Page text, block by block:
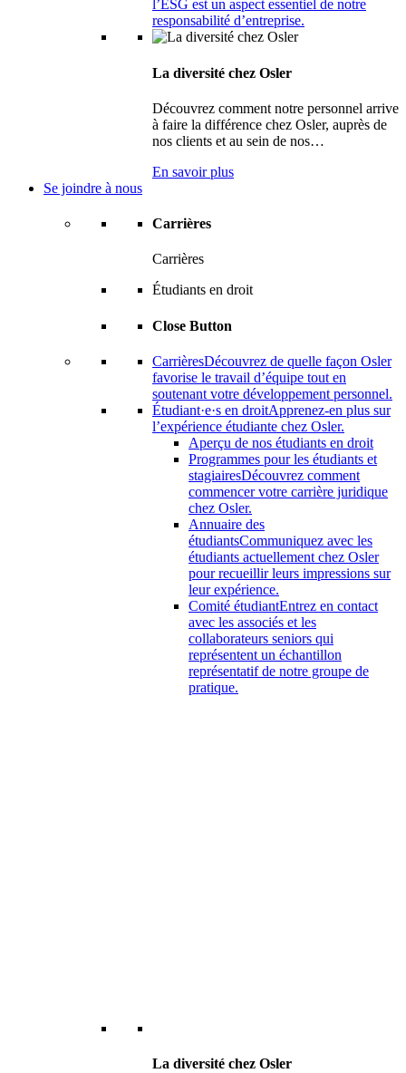
l’ESG est un aspect essentiel de notre
responsabilité d’entreprise.
La diversité chez Osler
Découvrez comment notre personnel arrive
à faire la différence chez Osler, auprès de
nos clients et au sein de nos…
En savoir plus
Se joindre à nous
Carrières
Carrières
Étudiants en droit
Close Button
CarrièresDécouvrez de quelle façon Osler
favorise le travail d’équipe tout en
soutenant votre développement personnel.
Étudiant·e·s en droitApprenez-en plus sur
l’expérience étudiante chez Osler.
Aperçu de nos étudiants en droit
Programmes pour les étudiants et
stagiairesDécouvrez comment
commencer votre carrière juridique
chez Osler.
Annuaire des
étudiantsCommuniquez avec les
étudiants actuellement chez Osler
pour recueillir leurs impressions sur
leur expérience.
Comité étudiantEntrez en contact
avec les associés et les
collaborateurs seniors qui
représentent un échantillon
représentatif de notre groupe de
pratique.
La diversité chez Osler